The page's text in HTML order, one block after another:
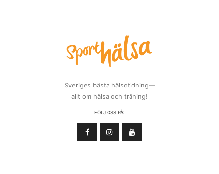
Sveriges bästa hälsotidning—
allt om hälsa och träning!
FÖLJ OSS PÅ: